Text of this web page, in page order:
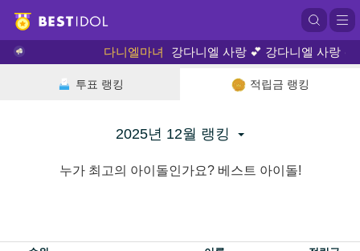
다니엘마녀 강다니엘 사랑 💕 강다니엘 사랑
투표 랭킹 적립금 랭킹
2025년 12월 랭킹
누가 최고의 아이돌인가요? 베스트 아이돌!